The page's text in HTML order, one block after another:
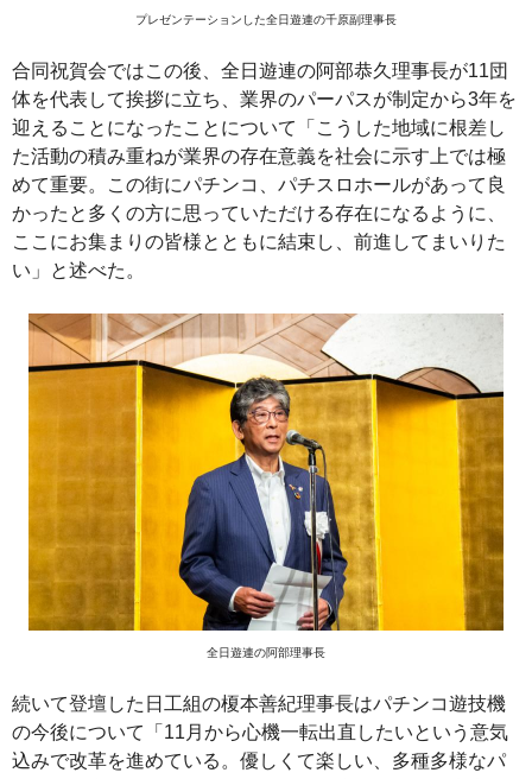
プレゼンテーションした全日遊連の千原副理事長
合同祝賀会ではこの後、全日遊連の阿部恭久理事長が11団
体を代表して挨拶に立ち、業界のパーパスが制定から3年を
迎えることになったことについて「こうした地域に根差し
た活動の積み重ねが業界の存在意義を社会に示す上では極
めて重要。この街にパチンコ、パチスロホールがあって良
かったと多くの方に思っていただける存在になるように、
ここにお集まりの皆様とともに結束し、前進してまいりた
い」と述べた。
全日遊連の阿部理事長
続いて登壇した日工組の榎本善紀理事長はパチンコ遊技機
の今後について「11月から心機一転出直したいという意気
込みで改革を進めている。優しくて楽しい、多種多様なパ